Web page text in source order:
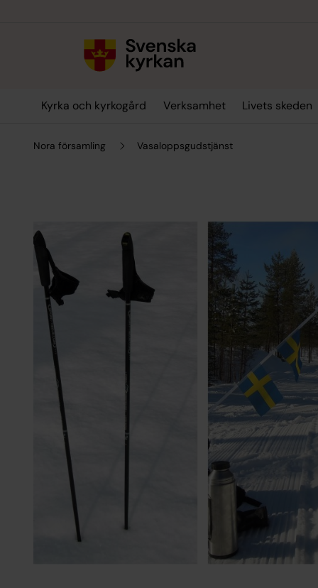
Kyrka och kyrkogård Verksamhet Livets skeden
Nora församling Vasaloppsgudstjänst